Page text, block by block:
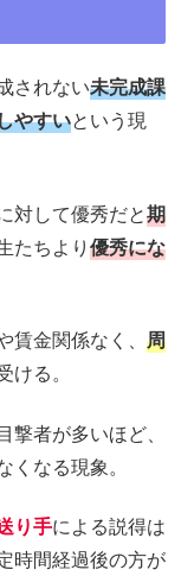
されない未完成課
やすいという現
対して優秀だと期
たちより優秀にな
金関係なく、 周
る。
者が多いほど、
なる現象。
り手による説得は
時間経過後の方が